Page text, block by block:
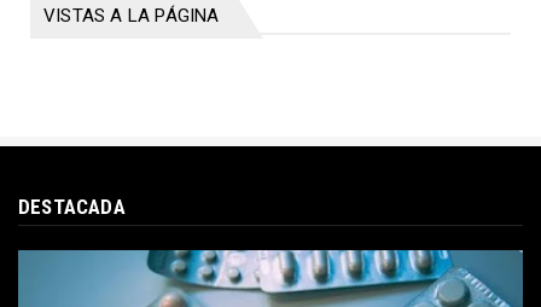
VISTAS A LA PÁGINA
DESTACADA